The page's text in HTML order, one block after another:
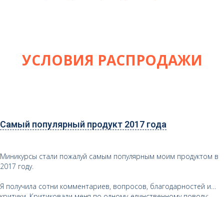
УСЛОВИЯ РАСПРОДАЖИ
Самый популярный продукт 2017 года
Миникурсы стали пожалуй самым популярным моим продуктом в
2017 году.
Я получила сотни комментариев, вопросов, благодарностей и…